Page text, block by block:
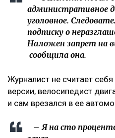
«Угрожал зарезать
нападении мужчины в парке
«Это был заказ»
О возбуждении
рассказалана своей
– Заявление подал
уголовное.